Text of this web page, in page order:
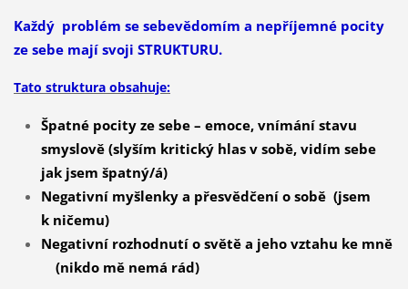
Každý problém se sebevědomím a nepříjemné pocity
ze sebe mají svoji STRUKTURU.
Tato struktura obsahuje:
Špatné pocity ze sebe – emoce, vnímání stavu
smyslově (slyším kritický hlas v sobě, vidím sebe
jak jsem špatný/á)
Negativní myšlenky a přesvědčení o sobě (jsem
k ničemu)
Negativní rozhodnutí o světě a jeho vztahu ke mně
(nikdo mě nemá rád)